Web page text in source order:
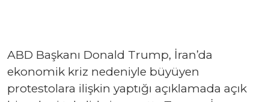
ABD Başkanı Donald Trump, İran’da
ekonomik kriz nedeniyle büyüyen
protestolara ilişkin yaptığı açıklamada açık